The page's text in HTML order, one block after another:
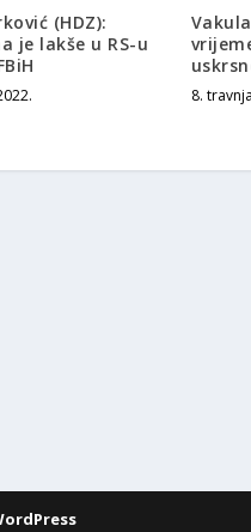
(HDZ):
je lakše u RS-u
8.